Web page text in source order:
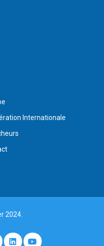
Internationale
2024.